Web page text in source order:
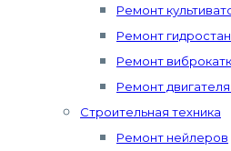
Ремонт
Ремонт
Ремонт
Ремонт
Строительная техника
Ремонт нейлеров